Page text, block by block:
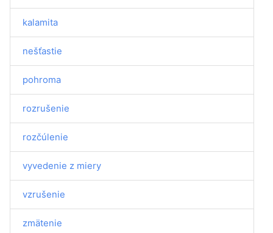
kalamita
nešťastie
pohroma
rozrušenie
rozčúlenie
vyvedenie z miery
vzrušenie
zmätenie